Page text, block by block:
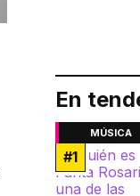
En
MÚSICA
#1